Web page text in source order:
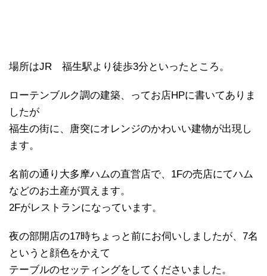
場所はJR 福生駅より徒歩3分といったところ。
ローテンブルク調の建築、ってお店HPに書いてありま
したが
福生の街に、唐突にオレンジのかわいい建物が出現し
ます。
名前の通り大多摩ハムの直営店で、1Fの売店にてハム
などのお土産が買えます。
2Fがレストランになっています。
夜の部開店の17時ちょっと前にお伺いしましたが、7名
というと顔色をかえて
テーブルのセッティングをしてくださいました。